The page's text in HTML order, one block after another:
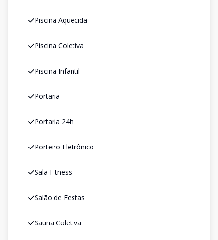
Piscina Aquecida
Piscina Coletiva
Piscina Infantil
Portaria
Portaria 24h
Porteiro Eletrônico
Sala Fitness
Salão de Festas
Sauna Coletiva